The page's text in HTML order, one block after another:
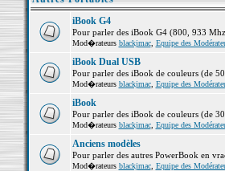
iBook G4
Pour parler des iBook G4 (800, 933
Mod�rateurs blackjmac, Equipe des
iBook Dual USB
Pour parler des iBook de couleurs (de
Mod�rateurs blackjmac, Equipe des
iBook
Pour parler des iBook de couleurs (de
Mod�rateurs blackjmac, Equipe des
Anciens modèles
Pour parler des autres PowerBook en
Mod�rateurs blackjmac, Equipe des